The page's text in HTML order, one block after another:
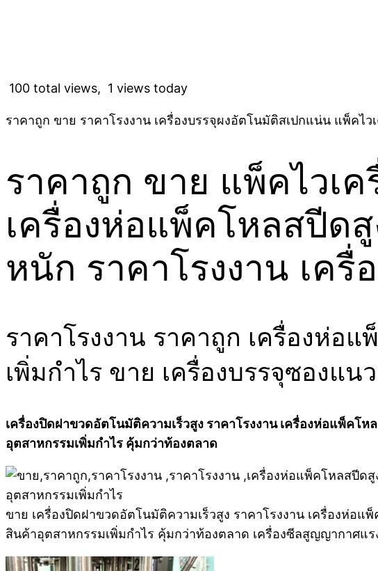
100 total views, 1 views today
ราคาถูก ขาย ราคาโรงงาน เครื่องบรรจุผงอัตโนมัติสเปกแน่น แพ็ค
ราคาถูก ขาย แพ็คไวเ
เครื่องห่อแพ็คโหลสปีด
หนัก ราคาโรงงาน เค
ราคาโรงงาน ราคาถูก เครื่องห่อ
เพิ่มกำไร ขาย เครื่องบรรจุซองแ
เครื่องปิดฝาขวดอัตโนมัติความเร็วสูง ราคาโรงงาน เครื่องห่อแพ็คโ
อุตสาหกรรมเพิ่มกำไร คุ้มกว่าท้องตลาด
ขาย เครื่องปิดฝาขวดอัตโนมัติความเร็วสูง ราคาโรงงาน เครื่องห่อ
สินค้าอุตสาหกรรมเพิ่มกำไร คุ้มกว่าท้องตลาด เครื่องซีลสูญญากาศแ